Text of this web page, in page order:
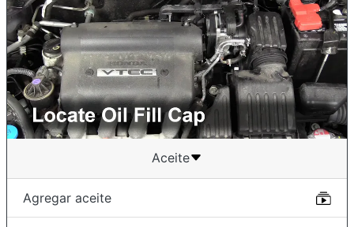
Aceite
Agregar aceite